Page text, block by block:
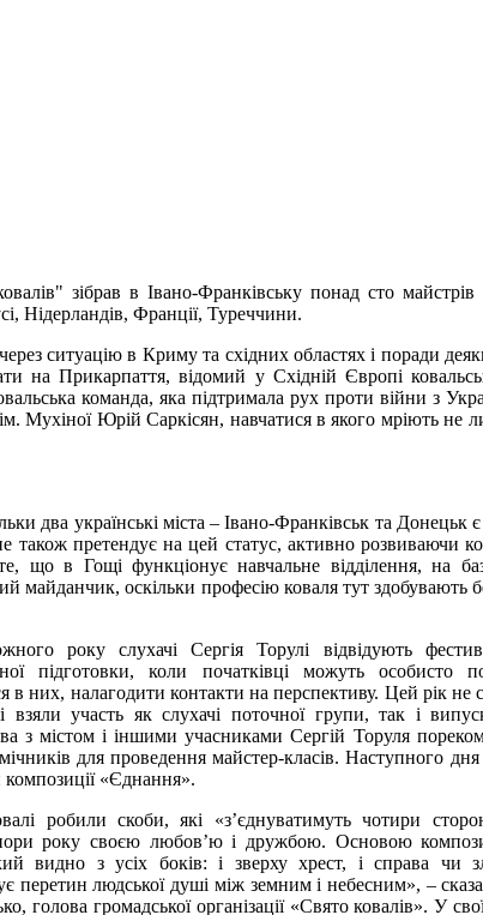
зібрав в Івано-Франківську понад сто майстрів
Нідерландів, Франції, Туреччини.
ситуацію в Криму та східних областях і поради
на Прикарпаття, відомий у Східній Європі
команда, яка підтримала рух проти війни з
Юрій Саркісян, навчатися в якого мріють не
два українські міста – Івано-Франківськ та Донецьк
також претендує на цей статус, активно розвиваючи
те, що в Гощі функціонує навчальне відділення, на
майданчик, оскільки професію коваля тут здобувають
року слухачі Сергія Торулі відвідують
підготовки, коли початківці можуть особисто
в них, налагодити контакти на перспективу. Цей рік не
взяли участь як слухачі поточної групи, так і
з містом і іншими учасниками Сергій Торуля
для проведення майстер-класів. Наступного
композиції «Єднання».
робили скоби, які «з’єднуватимуть чотири
року своєю любов’ю і дружбою. Основою
видно з усіх боків: і зверху хрест, і справа чи
перетин людської душі між земним і небесним», –
голова громадської організації «Свято ковалів». У